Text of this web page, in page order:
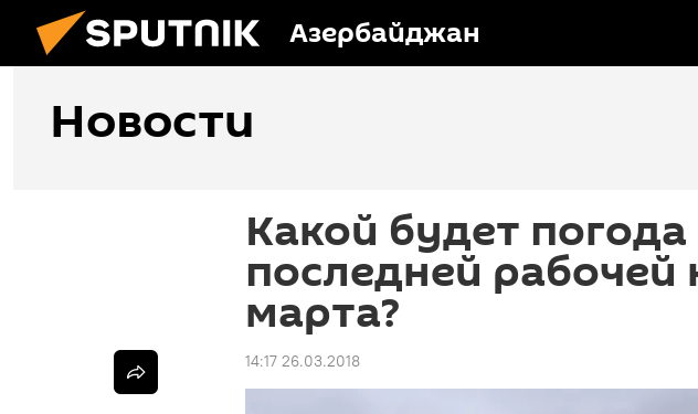
Азербайджан
Новости
Какой будет погода
последней рабочей
марта?
14:17 26.03.2018